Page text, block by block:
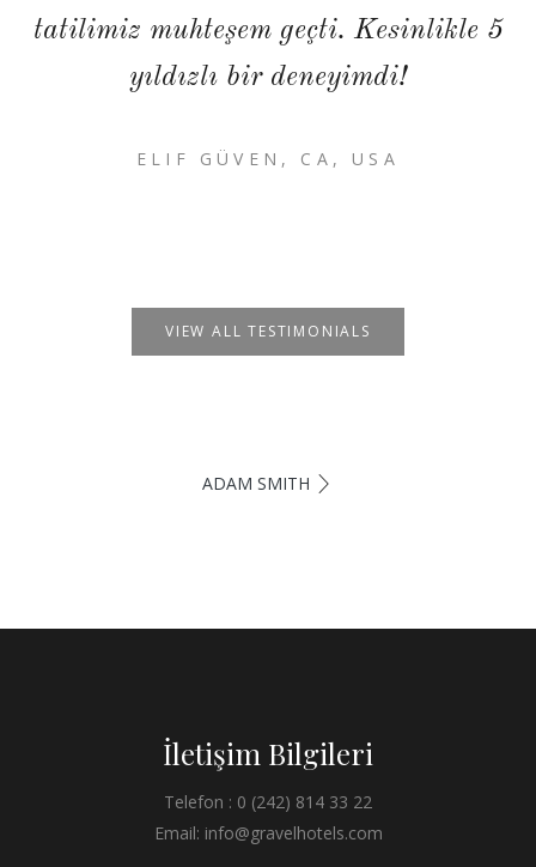
tatilimiz muhteşem geçti. Kesinlikle 5
yıldızlı bir deneyimdi!
ELIF GÜVEN, CA, USA
VIEW ALL TESTIMONIALS
ADAM SMITH
İletişim Bilgileri
Telefon : 0 (242) 814 33 22
Email: info@gravelhotels.com